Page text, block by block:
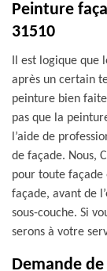
Peinture
31510
Il est logique que
après un certain
peinture bien
pas que la
l’aide de
de façade. Nous,
pour toute façade
façade, avant de
sous-couche. Si
serons à votre
Demande